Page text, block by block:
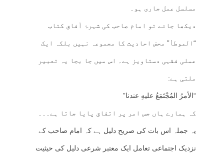
مسلسل عمل جاری ہو۔
دیکھا جائے تو امام صاحب کی شہرۂ آفاق کتاب
“الموطأ” محض احادیث کا مجموعہ نہیں بلکہ ایک
عملی فقہی دستاویز ہے۔ اس میں جا بجا یہ تعبیر
ملتی ہے:
“الأمرُ المُجْتَمَعُ عليهِ عندنا”
کہ ہمارے ہاں جس امر پر اتفاق پایا جاتا ہے۔۔۔
یہ جملہ اس بات کی صریح دلیل ہے کہ امام صاحب کے
نزدیک اجتماعی تعامل ایک معتبر شرعی دلیل کی حیثیت